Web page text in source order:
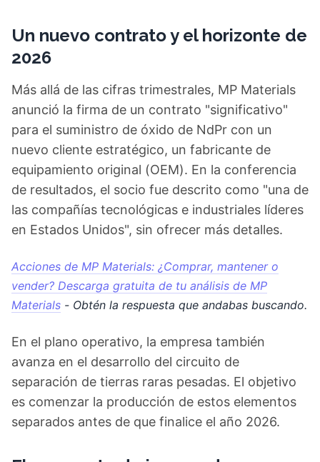
Un nuevo contrato y el horizonte de
2026
Más allá de las cifras trimestrales, MP Materials
anunció la firma de un contrato "significativo"
para el suministro de óxido de NdPr con un
nuevo cliente estratégico, un fabricante de
equipamiento original (OEM). En la conferencia
de resultados, el socio fue descrito como "una de
las compañías tecnológicas e industriales líderes
en Estados Unidos", sin ofrecer más detalles.
Acciones de MP Materials: ¿Comprar, mantener o
vender? Descarga gratuita de tu análisis de MP
Materials - Obtén la respuesta que andabas buscando.
En el plano operativo, la empresa también
avanza en el desarrollo del circuito de
separación de tierras raras pesadas. El objetivo
es comenzar la producción de estos elementos
separados antes de que finalice el año 2026.